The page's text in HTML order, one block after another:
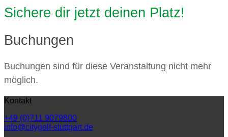
Sichere dir jetzt deinen Platz!
Buchungen
Buchungen sind für diese Veranstaltung nicht mehr
möglich.
Kontakt
+49 (0)711 9079800
info@citygolf-stuttgart.de